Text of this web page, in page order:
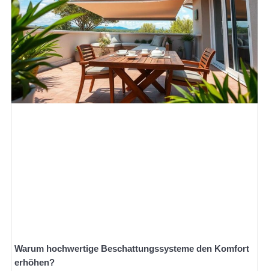
Warum hochwertige Beschattungssysteme den Komfort
erhöhen?